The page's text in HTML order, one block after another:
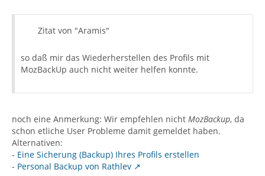
Zitat von "Aramis"
so daß mir das Wiederherstellen des Profils mit
MozBackUp auch nicht weiter helfen konnte.
noch eine Anmerkung: Wir empfehlen nicht MozBackup, da
schon etliche User Probleme damit gemeldet haben.
Alternativen:
- Eine Sicherung (Backup) Ihres Profils erstellen
- Personal Backup von Rathlev